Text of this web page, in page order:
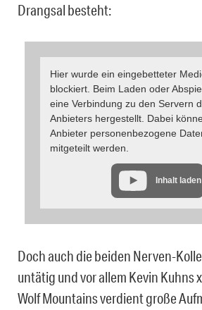
Drangsal besteht:
Hier wurde ein eingebetteter
blockiert. Beim Laden oder
eine Verbindung zu den Servern
Anbieters hergestellt. Dabei
Anbieter personenbezogene
mitgeteilt werden.
Inhalt laden
Doch auch die beiden Nerven-
untätig und vor allem Kevin Kuhns
Wolf Mountains verdient große